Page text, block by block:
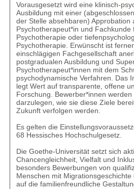
Vorausgesetzt wird eine klinisch-
Ausbildung mit einer
der Stelle absehbaren) Approbation
Psychotherapeut*in und Fachkunde
Psychotherapie oder
Psychotherapie. Erwünscht ist
einschlägigen Fachgesellschaft
postgradualen Ausbildung und
Psychotherapeut*innen mit dem
psychodynamische Verfahren. Das
legt Wert auf transparente, offene
Forschung. Bewerber*innen werden
darzulegen, wie sie diese Ziele
Zukunft verfolgen werden.
Es gelten die
68 Hessisches Hochschulgesetz.
Die Goethe-Universität setzt sich
Chancengleichheit, Vielfalt und
besonders Bewerbungen von
Menschen mit
auf die familienfreundliche